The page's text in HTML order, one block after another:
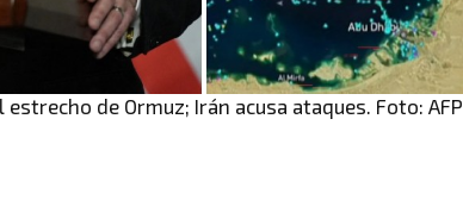
estrecho de Ormuz; Irán acusa ataques. Foto: AFP